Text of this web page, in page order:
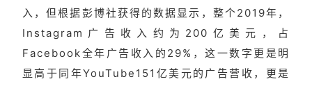
入，但根据彭博社获得的数据显示，整个2019年，
Instagram广告收入约为200亿美元，占
Facebook全年广告收入的29%，这一数字更是明
显高于同年YouTube151亿美元的广告营收，更是